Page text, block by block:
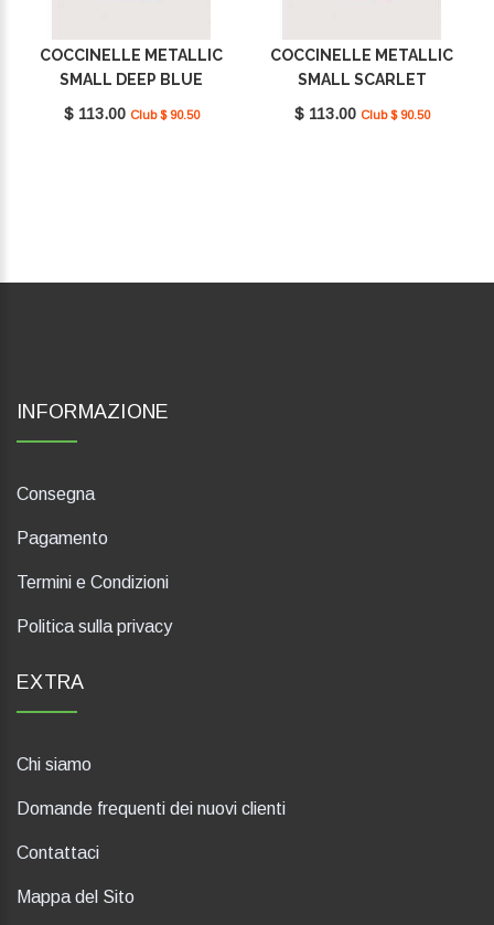
COCCINELLE METALLIC
SMALL DEEP BLUE
E2MW511D101_B27
$ 113.00 Club $ 90.50
COCCINELLE METALLIC
SMALL SCARLET
E2MW511D101_R02
$ 113.00 Club $ 90.50
INFORMAZIONE
Consegna
Pagamento
Termini e Condizioni
Politica sulla privacy
EXTRA
Chi siamo
Domande frequenti dei nuovi clienti
Contattaci
Mappa del Sito